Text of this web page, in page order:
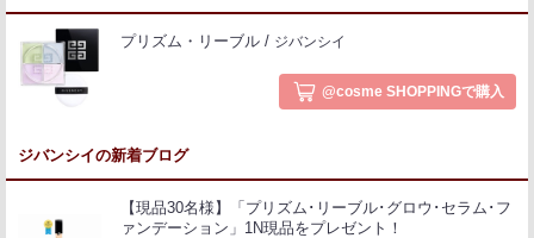
プリズム・リーブル ジバンシイ
@cosme SHOPPINGで購入
ジバンシイの新着ブログ
【現品30名様】「プリズム･リーブル･グロウ･セラム･フ
ァンデーション」1N現品をプレゼント！